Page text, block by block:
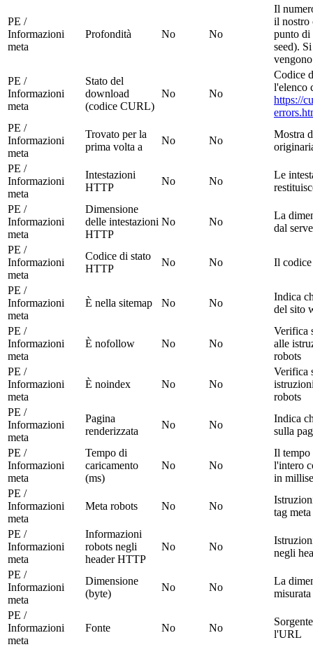
PE /
Informazioni
meta
Profondità No No
Il
il nostro
punto di
seed).
PE /
Informazioni
meta
Stato del
download
(codice CURL)
No No
Codice
l'elenco
https://
PE /
Informazioni
meta
Trovato per la
prima volta a
No No
Mostra
PE /
Informazioni
meta
Intestazioni
HTTP
No No
Le
PE /
Informazioni
meta
Dimensione
delle intestazioni
HTTP
No No
La
dal
PE /
Informazioni
meta
Codice di stato
HTTP
No No Il
PE /
Informazioni
meta
È nella sitemap No No
Indica
del sito
PE /
Informazioni
meta
È nofollow No No
Verifica
alle
robots
PE /
Informazioni
meta
È noindex No No
Verifica
robots
PE /
Informazioni
meta
Pagina
renderizzata
No No
Indica
sulla
PE /
Informazioni
meta
Tempo di
caricamento
(ms)
No No
Il tempo
l'intero
in
PE /
Informazioni
meta
Meta robots No No
tag
PE /
Informazioni
meta
Informazioni
robots negli
header HTTP
No No
negli
PE /
Informazioni
meta
Dimensione
(byte)
No No
La
PE /
Informazioni
meta
Fonte No No
l'URL